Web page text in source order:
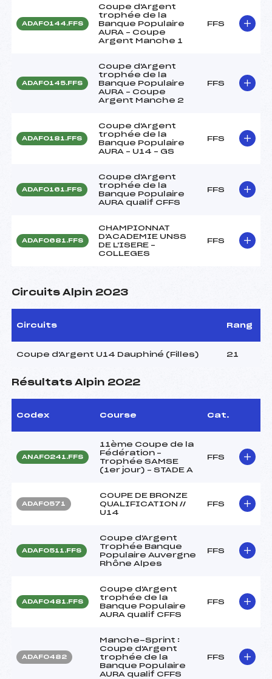
ADAF0144.FFS
Coupe d'Argent
trophée de la
Banque Populaire
AURA – Coupe
Argent Manche 1
FFS
ADAF0145.FFS
Coupe d'Argent
trophée de la
Banque Populaire
AURA – Coupe
Argent Manche 2
FFS
ADAF0181.FFS
Coupe d'Argent
trophée de la
Banque Populaire
AURA – U14 – GS
FFS
ADAF0161.FFS
Coupe d'Argent
trophée de la
Banque Populaire
AURA qualif CFFS
FFS
ADAF0681.FFS
CHAMPIONNAT
D'ACADEMIE UNSS
DE L'ISERE –
COLLEGES
FFS
Circuits Alpin 2023
Circuits Rang
Coupe d'Argent U14 Dauphiné (Filles) 21
Résultats Alpin 2022
Codex Course Cat.
ANAF0241.FFS
11ème Coupe de la
Fédération –
Trophée SAMSE
(1er jour) – STADE A
FFS
ADAF0571
COUPE DE BRONZE
QUALIFICATION //
U14
FFS
ADAF0511.FFS
Coupe d'Argent
Trophée Banque
Populaire Auvergne
Rhône Alpes
FFS
ADAF0481.FFS
Coupe d'Argent
trophée de la
Banque Populaire
AURA qualif CFFS
FFS
ADAF0482
Manche-Sprint :
Coupe d'Argent
trophée de la
Banque Populaire
AURA qualif CFFS
FFS